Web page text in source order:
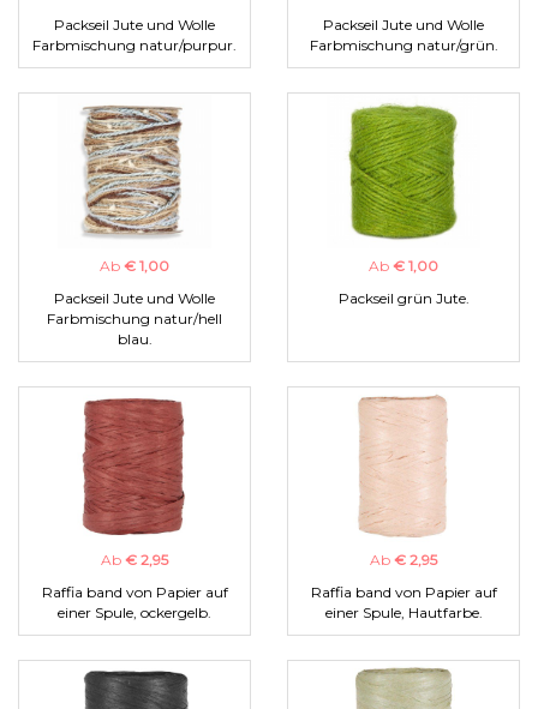
Packseil Jute und Wolle
Farbmischung natur/purpur.
Packseil Jute und Wolle
Farbmischung natur/grün.
Ab € 1,00
Packseil Jute und Wolle
Farbmischung natur/hell
blau.
Ab € 1,00
Packseil grün Jute.
Ab € 2,95
Raffia band von Papier auf
einer Spule, ockergelb.
Ab € 2,95
Raffia band von Papier auf
einer Spule, Hautfarbe.